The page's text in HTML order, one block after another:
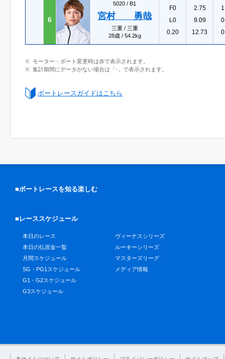
6
5020 / B1
宮村 勇哉
三重 / 三重
28歳 / 54.2kg
F0
L0
0.20
2.75
9.09
12.73
モーター・ボート変更時は赤で表示されます。
集計期間にデータがない場合は「-」で表示されます。
ボートレースガイドはこちら
■ボートレースを知る楽しむ
■レーススケジュール
本日のレース
本日の払戻金一覧
月間スケジュール
SG・PG1スケジュール
G1・G2スケジュール
G3スケジュール
ヴィーナスシリーズ
ルーキーシリーズ
マスターズリーグ
メディア情報